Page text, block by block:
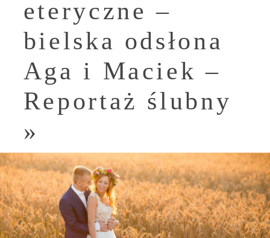
eteryczne –
bielska odsłona
Aga i Maciek –
Reportaż ślubny
»